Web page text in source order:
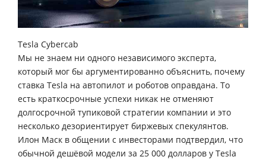
Tesla Cybercab
Мы не знаем ни одного независимого эксперта,
который мог бы аргументированно объяснить, почему
ставка Tesla на автопилот и роботов оправдана. То
есть краткосрочные успехи никак не отменяют
долгосрочной тупиковой стратегии компании и это
несколько дезориентирует биржевых спекулянтов.
Илон Маск в общении с инвесторами подтвердил, что
обычной дешёвой модели за 25 000 долларов у Tesla